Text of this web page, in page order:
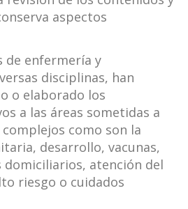
aspectos
de enfermería y
disciplinas, han
o elaborado los
a las áreas sometidas a
como son la
desarrollo, vacunas,
domiciliarios, atención del
riesgo o cuidados